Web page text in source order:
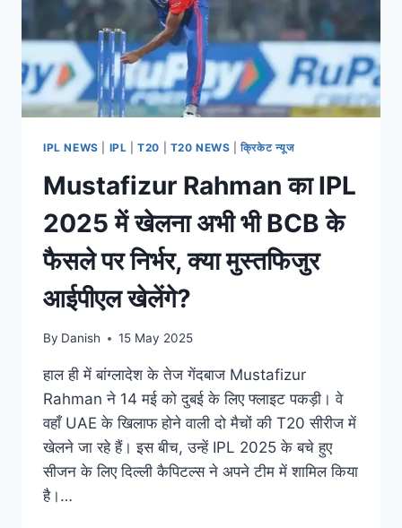
IPL NEWS IPL |T20 T20 NEWS |क्रिकेट न्यूज
Mustafizur Rahman का IPL
2025 में खेलना अभी भी BCB के
फैसले पर निर्भर, क्या मुस्तफिजुर
आईपीएल खेलेंगे?
By Danish 15 May 2025
हाल ही में बांग्लादेश के तेज गेंदबाज Mustafizur
Rahman ने 14 मई को दुबई के लिए फ्लाइट पकड़ी। वे
वहाँ UAE के खिलाफ होने वाली दो मैचों की T20 सीरीज में
खेलने जा रहे हैं। इस बीच, उन्हें IPL 2025 के बचे हुए
सीजन के लिए दिल्ली कैपिटल्स ने अपने टीम में शामिल किया
है।…